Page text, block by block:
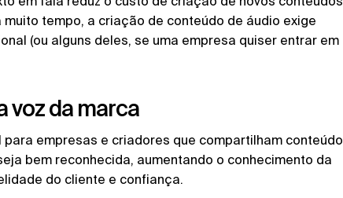
tempo, a criação de conteúdo de áudio exige
(ou alguns deles, se uma empresa quiser entrar em
voz da marca
empresas e criadores que compartilham conteúdo
bem reconhecida, aumentando o conhecimento da
do cliente e confiança.